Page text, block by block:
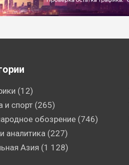
(12)
и спорт(265)
обозрение(746)
аналитика (227)
Азия (1 128)